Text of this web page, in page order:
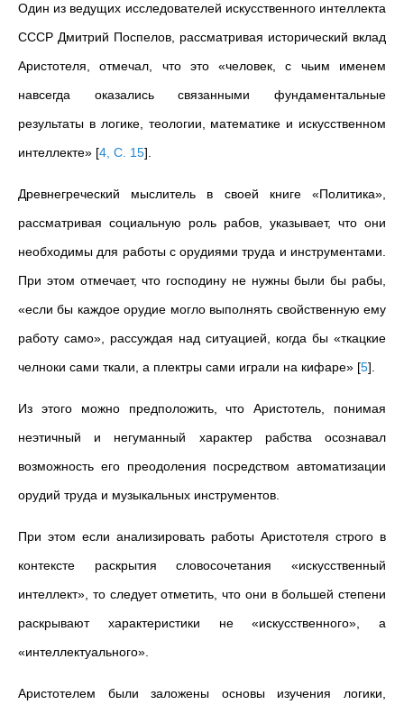
Один из ведущих исследователей искусственного интеллекта
СССР Дмитрий Поспелов, рассматривая исторический вклад
Аристотеля, отмечал, что это «человек, с чьим именем
навсегда оказались связанными фундаментальные
результаты в логике, теологии, математике и искусственном
интеллекте» [4, С. 15]
Древнегреческий мыслитель в своей книге «Политика»,
рассматривая социальную роль рабов, указывает, что они
необходимы для работы с орудиями труда и инструментами.
При этом отмечает, что господину не нужны были бы рабы,
«если бы каждое орудие могло выполнять свойственную ему
работу само», рассуждая над ситуацией, когда бы «ткацкие
челноки сами ткали, а плектры сами играли на кифаре» [5]
Из этого можно предположить, что Аристотель, понимая
неэтичный и негуманный характер рабства осознавал
возможность его преодоления посредством автоматизации
орудий труда и музыкальных инструментов.
При этом если анализировать работы Аристотеля строго в
контексте раскрытия словосочетания «искусственный
интеллект», то следует отметить, что они в большей степени
раскрывают характеристики не «искусственного», а
«интеллектуального».
Аристотелем были заложены основы изучения логики,